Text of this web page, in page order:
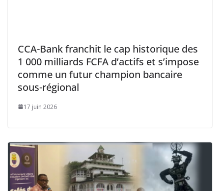
CCA-Bank franchit le cap historique des
1 000 milliards FCFA d’actifs et s’impose
comme un futur champion bancaire
sous-régional
17 juin 2026